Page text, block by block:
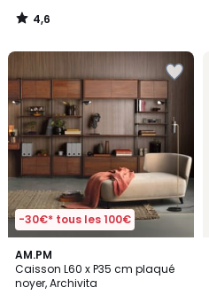
4,6
/
-30€* tous les 100€
AM.PM
Caisson L60 x P35 cm plaqué
noyer, Archivita
5
/
5